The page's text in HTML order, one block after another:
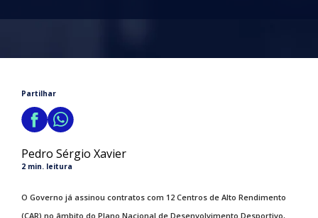
Partilhar
Pedro Sérgio Xavier
2 min. leitura
O Governo já assinou contratos com 12 Centros de Alto Rendimento
(CAR) no âmbito do Plano Nacional de Desenvolvimento Desportivo,